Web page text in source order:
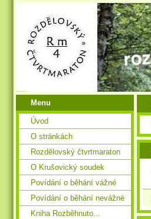
Menu
Úvod
O stránkách
Rozdělovský čtvrtmaraton
O Krušovický soudek
Povídání o běhání vážné
Povídání o běhání nevážné
Kniha Rozběhnuto...